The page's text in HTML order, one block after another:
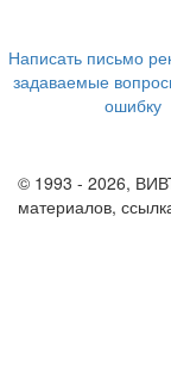
Написать письмо
задаваемые
ошибку
© 1993 - 2026,
материалов,